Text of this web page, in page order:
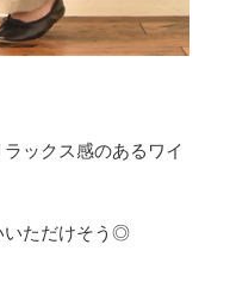
ックス感のあるワイ
いただけそう◎